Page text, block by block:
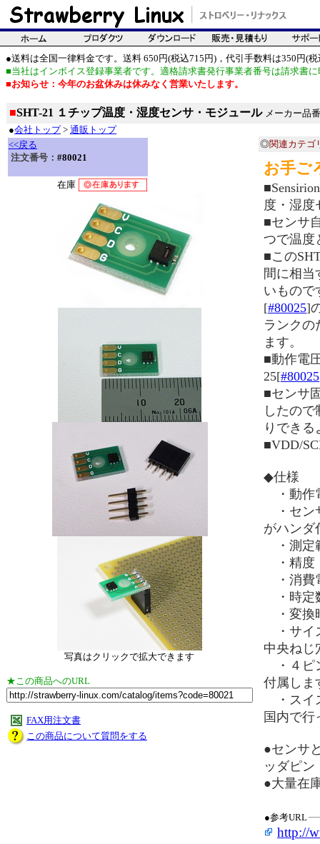
●送料は全国一律料金です。送料 650円(税込715円)，代引手数料は350円(税
■当社はインボイス登録事業者です。適格請求書発行事業者番号は請求書
■お知らせ：今年のお盆休みは休みなく営業いたします。
■SHT-21 １チップ温度・湿度センサ・モジュール メーカー品
●会社トップ> 通販トップ
<<戻る
注文番号： #80021
在庫
写真はクリックで拡大できます
★この商品へのURL
FAX用注文書
この商品について質問をする
◎関連カテゴ
お手ご
度・湿度
■センサ
つで温度
■この
間に相当
いもので
[#80025]
ランクの
ます。
■動作電
25[#80025
■センサ
したの
りでき
■VDD/
◆仕様
・動作
・セン
がハンダ
・測定
・精度
・消費
・時定
・変換
・サイ
中央ねじ
・４ピ
付属しま
・スイ
国内で行
●センサ
ッダピ
●大量在
●参考URL
http://